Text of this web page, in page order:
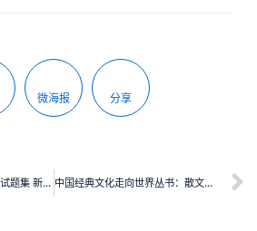
微海报 分享
高考英语翻译与写作模拟试题集 新题型 中国经典文化走向世界丛书：散文卷二